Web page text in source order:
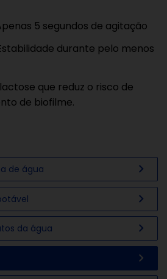
5 segundos de agitação
durante pelo menos
que reduz o risco de
de biofilme.
de água chevron_right
chevron_right
da água chevron_right
chevron_right